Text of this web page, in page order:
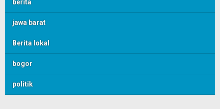
berita
jawa barat
Berita lokal
bogor
politik